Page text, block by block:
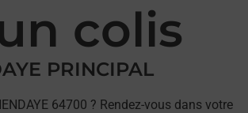
colis
PRINCIPAL
64700 ? Rendez-vous dans votre